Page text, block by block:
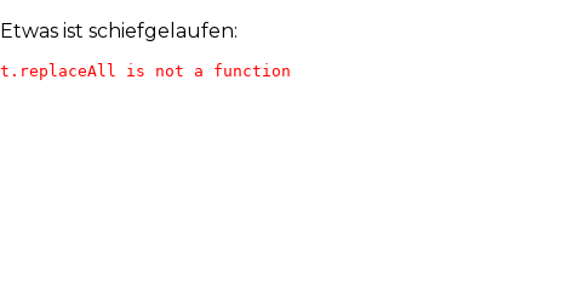
Etwas ist schiefgelaufen:
t.replaceAll is not a function